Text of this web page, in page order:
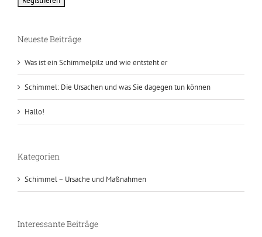
Neueste Beiträge
Was ist ein Schimmelpilz und wie entsteht er
Schimmel: Die Ursachen und was Sie dagegen tun können
Hallo!
Kategorien
Schimmel – Ursache und Maßnahmen
Interessante Beiträge